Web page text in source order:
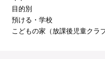
目的別
預ける・学校
こどもの家（放課後児童クラ